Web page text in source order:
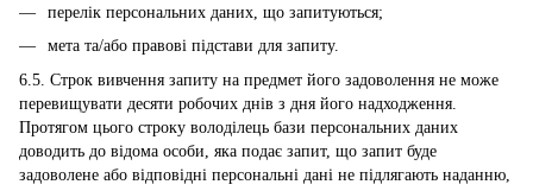
перелік персональних даних, що запитуються;
мета та/або правові підстави для запиту.
6.5. Строк вивчення запиту на предмет його задоволення не може
перевищувати десяти робочих днів з дня його надходження.
Протягом цього строку володілець бази персональних даних
доводить до відома особи, яка подає запит, що запит буде
задоволене або відповідні персональні дані не підлягають наданню,